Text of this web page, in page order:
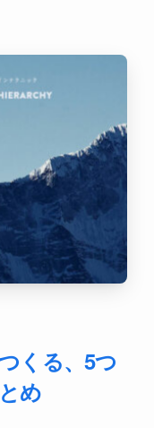
くる、5つ
め